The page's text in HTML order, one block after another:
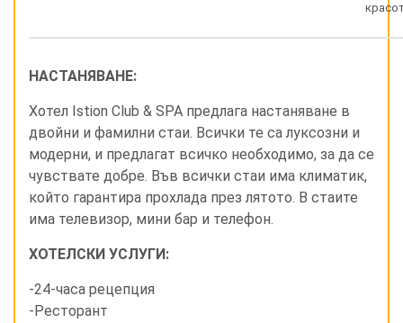
НАСТАНЯВАНЕ:
Хотел Istion Club & SPA предлага настаняване в
двойни и фамилни стаи. Всички те са луксозни и
модерни, и предлагат всичко необходимо, за да се
чувствате добре. Във всички стаи има климатик,
който гарантира прохлада през лятото. В стаите
има телевизор, мини бар и телефон.
ХОТЕЛСКИ УСЛУГИ:
-24-часа рецепция
-Ресторант